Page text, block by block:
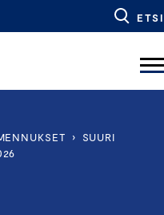
ETSI
›
SUURI